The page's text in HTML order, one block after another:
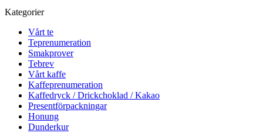
Kategorier
Vårt te
Teprenumeration
Smakprover
Tebrev
Vårt kaffe
Kaffeprenumeration
Kaffedryck / Drickchoklad / Kakao
Presentförpackningar
Honung
Dunderkur